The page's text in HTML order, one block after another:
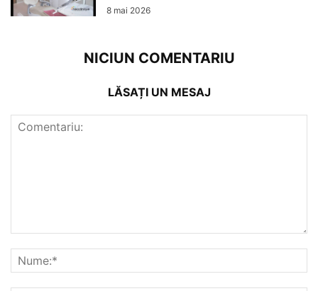
8 mai 2026
NICIUN COMENTARIU
LĂSAȚI UN MESAJ